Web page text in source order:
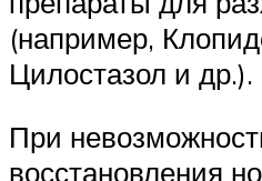
(например,
Цилостазол и др.).
При
восстановления